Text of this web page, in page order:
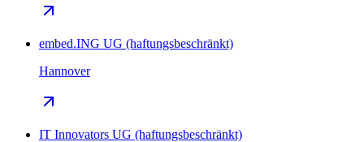
embed.ING UG (haftungsbeschränkt)
Hannover
IT Innovators UG (haftungsbeschränkt)